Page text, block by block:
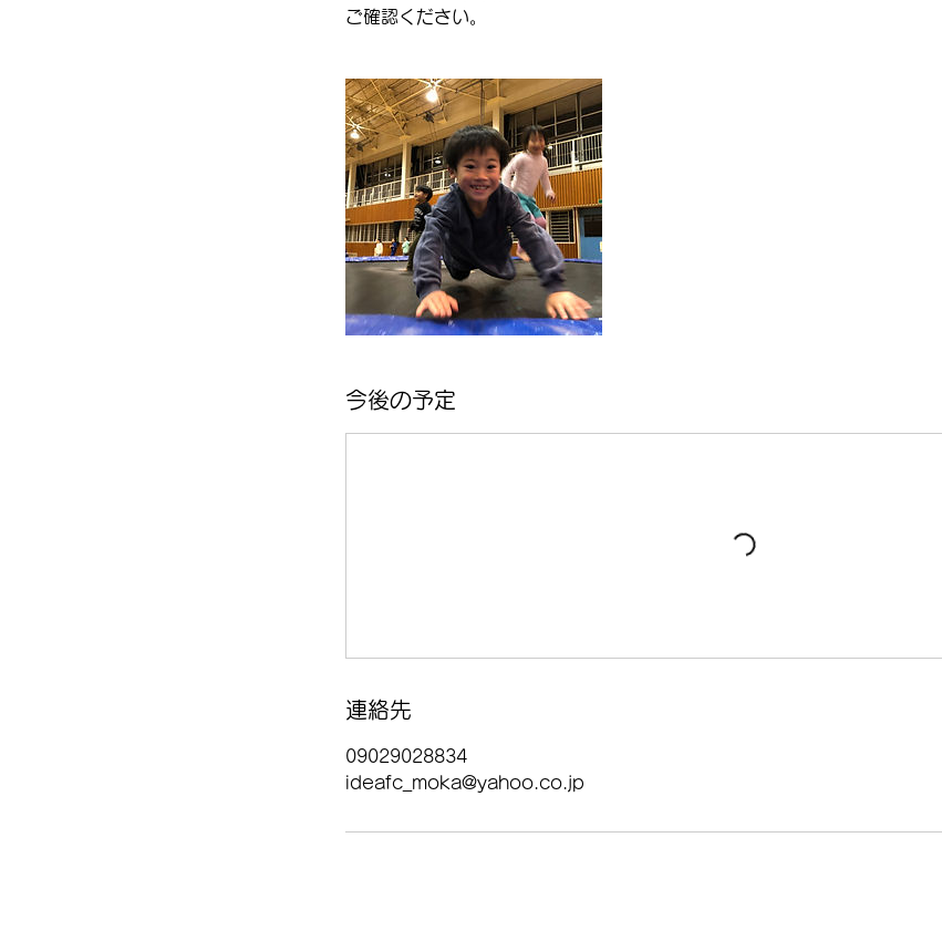
ご確認ください。
今後の予定
連絡先
09029028834
ideafc_moka@yahoo.co.jp